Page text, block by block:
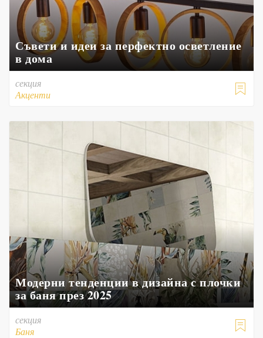
Съвети и идеи за перфектно осветление
в дома

секция
Акценти
Модерни тенденции в дизайна с плочки
за баня през 2025

секция
Баня